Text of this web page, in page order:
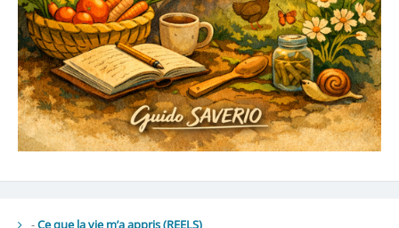
-Ce que la vie m’a appris (REELS)